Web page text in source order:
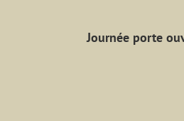
Journée porte